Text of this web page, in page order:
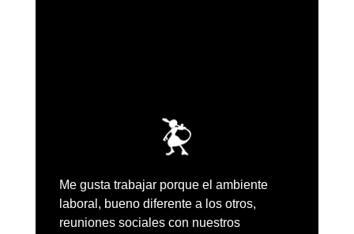
Me gusta trabajar porque el ambiente
laboral, bueno diferente a los otros,
reuniones sociales con nuestros